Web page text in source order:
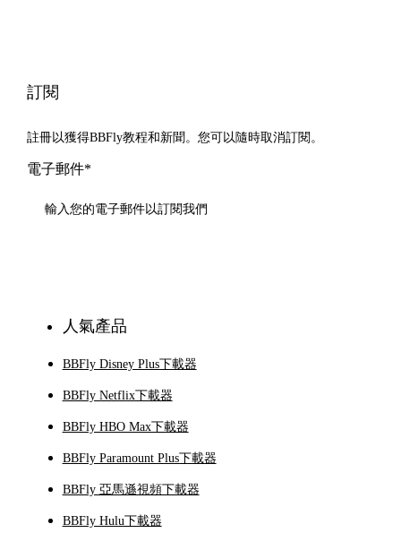
訂閱
註冊以獲得BBFly教程和新聞。您可以隨時取消訂閱。
電子郵件*
人氣產品
BBFly Disney Plus下載器
BBFly Netflix下載器
BBFly HBO Max下載器
BBFly Paramount Plus下載器
BBFly 亞馬遜視頻下載器
BBFly Hulu下載器